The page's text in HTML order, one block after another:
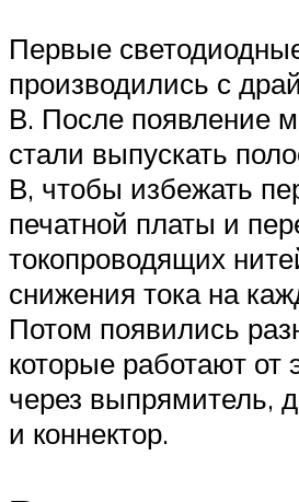
Первые
производились с
В. После появление
стали выпускать
В, чтобы избежать
печатной платы и
токопроводящих
снижения тока на
Потом появились
которые работают от
через выпрямитель,
и коннектор.